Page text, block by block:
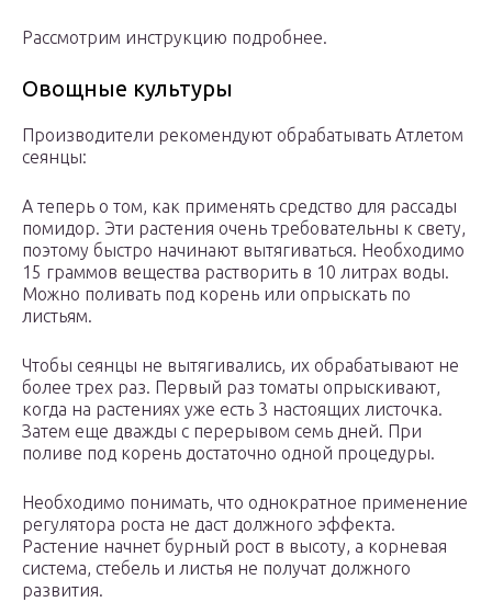
Рассмотрим инструкцию подробнее.
Овощные культуры
Производители рекомендуют обрабатывать Атлетом
сеянцы:
А теперь о том, как применять средство для рассады
помидор. Эти растения очень требовательны к свету,
поэтому быстро начинают вытягиваться. Необходимо
15 граммов вещества растворить в 10 литрах воды.
Можно поливать под корень или опрыскать по
листьям.
Чтобы сеянцы не вытягивались, их обрабатывают не
более трех раз. Первый раз томаты опрыскивают,
когда на растениях уже есть 3 настоящих листочка.
Затем еще дважды с перерывом семь дней. При
поливе под корень достаточно одной процедуры.
Необходимо понимать, что однократное применение
регулятора роста не даст должного эффекта.
Растение начнет бурный рост в высоту, а корневая
система, стебель и листья не получат должного
развития.